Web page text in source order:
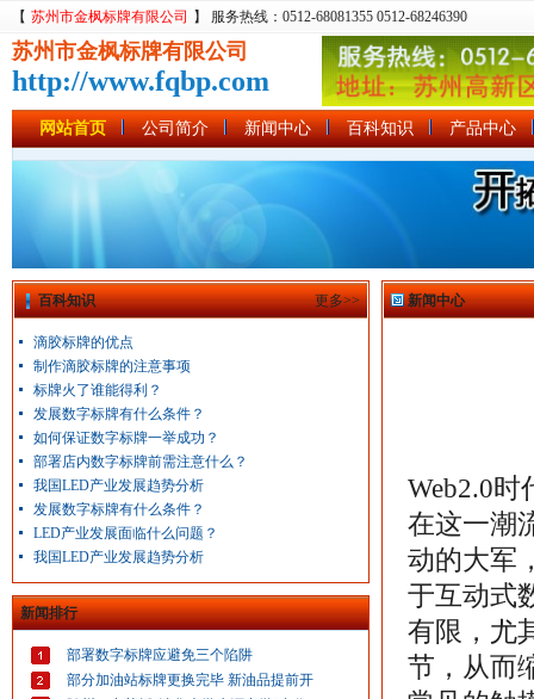
【 苏州市金枫标牌有限公司 】 服务热线：0512-68081355 0512-68246390
苏州市金枫标牌有限公司
http://www.fqbp.com
网站首页 公司简介 新闻中心 百科知识 产品中心
百科知识 更多>>
滴胶标牌的优点
制作滴胶标牌的注意事项
标牌火了谁能得利？
发展数字标牌有什么条件？
如何保证数字标牌一举成功？
部署店内数字标牌前需注意什么？
我国LED产业发展趋势分析
发展数字标牌有什么条件？
LED产业发展面临什么问题？
我国LED产业发展趋势分析
新闻排行
部署数字标牌应避免三个陷阱
部分加油站标牌更换完毕 新油品提前开
新闻中心
Web2.0
在这一潮
动的大军
于互动式
有限，尤
节，从而